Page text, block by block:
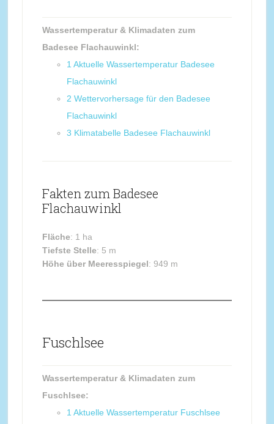
Wassertemperatur & Klimadaten zum
Badesee Flachauwinkl:
1 Aktuelle Wassertemperatur Badesee
Flachauwinkl
2 Wettervorhersage für den Badesee
Flachauwinkl
3 Klimatabelle Badesee Flachauwinkl
Fakten zum Badesee
Flachauwinkl
Fläche: 1 ha
Tiefste Stelle: 5 m
Höhe über Meeresspiegel: 949 m
Fuschlsee
Wassertemperatur & Klimadaten zum
Fuschlsee:
1 Aktuelle Wassertemperatur Fuschlsee